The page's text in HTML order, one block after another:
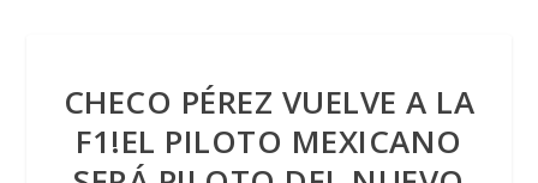
CHECO PÉREZ VUELVE A LA
F1!EL PILOTO MEXICANO